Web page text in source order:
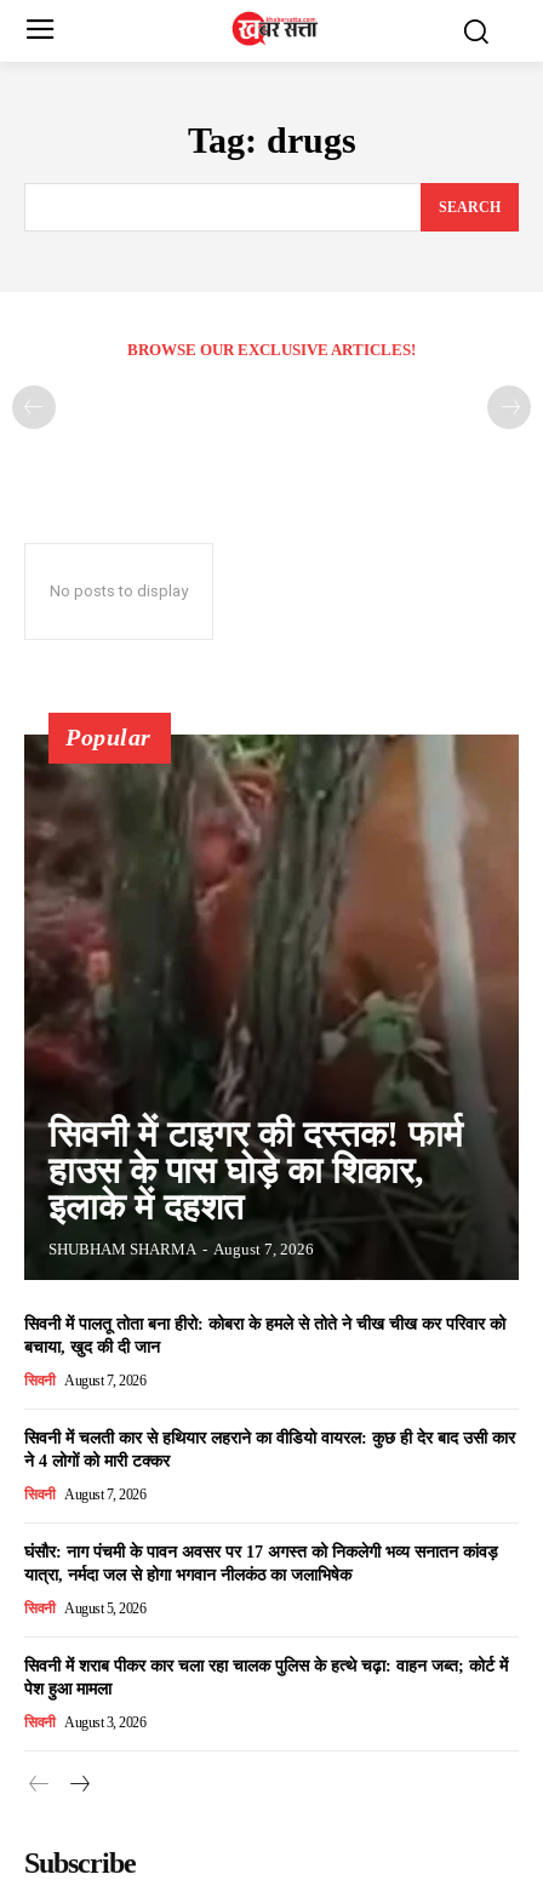
Tag: drugs
SEARCH
BROWSE OUR EXCLUSIVE ARTICLES!
No posts to display
Popular
सिवनी में टाइगर की दस्तक! फार्म
हाउस के पास घोड़े का शिकार,
इलाके में दहशत
SHUBHAM SHARMA - August 7, 2026
सिवनी में पालतू तोता बना हीरो: कोबरा के हमले से तोते ने चीख चीख कर परिवार को
बचाया, खुद की दी जान
सिवनी August 7, 2026
सिवनी में चलती कार से हथियार लहराने का वीडियो वायरल: कुछ ही देर बाद उसी कार
ने 4 लोगों को मारी टक्कर
सिवनी August 7, 2026
घंसौर: नाग पंचमी के पावन अवसर पर 17 अगस्त को निकलेगी भव्य सनातन कांवड़
यात्रा, नर्मदा जल से होगा भगवान नीलकंठ का जलाभिषेक
सिवनी August 5, 2026
सिवनी में शराब पीकर कार चला रहा चालक पुलिस के हत्थे चढ़ा: वाहन जब्त; कोर्ट में
पेश हुआ मामला
सिवनी August 3, 2026
Subscribe